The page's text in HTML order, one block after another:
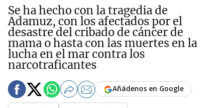
Se ha hecho con la tragedia de
Adamuz, con los afectados por el
desastre del cribado de cáncer de
mama o hasta con las muertes en la
lucha en el mar contra los
narcotraficantes
Añádenos en Google